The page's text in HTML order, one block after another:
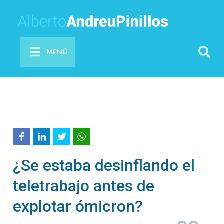
MENÚ
¿Se estaba desinflando el
teletrabajo antes de
explotar ómicron?